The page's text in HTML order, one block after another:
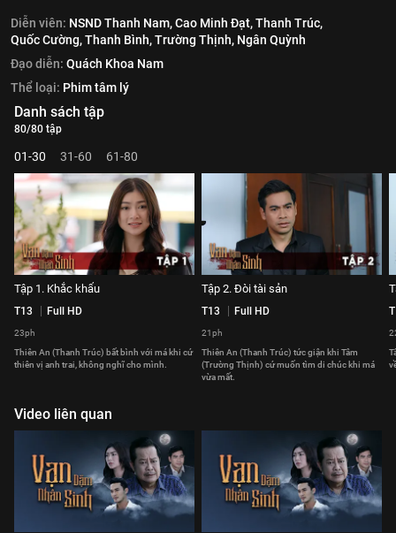
Diễn viên: NSND Thanh Nam,Cao Minh Đạt,Thanh Trúc,
Quốc Cường,Thanh Bình,Trường Thịnh, Ngân Quỳnh
Đạo diễn: Quách Khoa Nam
Thể loại: Phim tâm lý
Danh sách tập
80/80 tập
01-30 31-60 61-80
Tập 1. Khắc khẩu
T13 Full HD
23ph
Thiên An (Thanh Trúc) bất bình với má khi cứ
thiên vị anh trai, không nghĩ cho mình.
Tập 2. Đòi tài sản
T13 Full HD
21ph
Thiên An (Thanh Trúc) tức giận khi Tâm
(Trường Thịnh) cứ muốn tìm di chúc khi má
vừa mất.
Video liên quan